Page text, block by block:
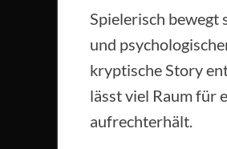
Spielerisch bewegt
und
kryptische Story
lässt viel Raum für
aufrechterhält.